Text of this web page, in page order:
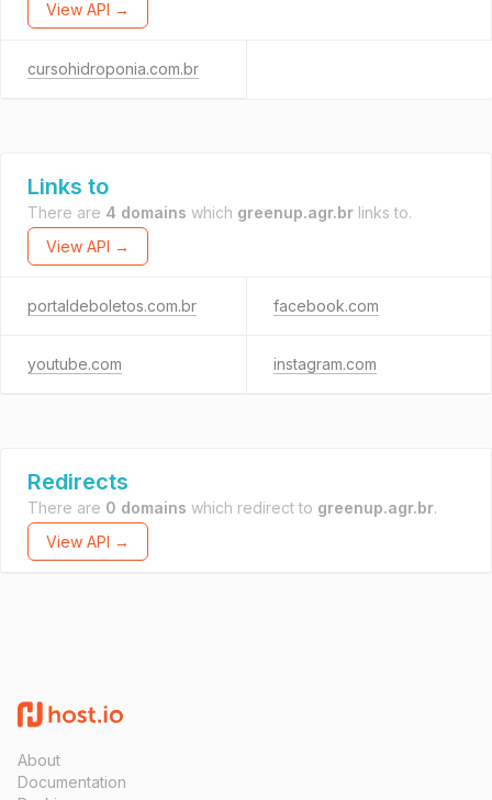
View API →
cursohidroponia.com.br
Links to
There are 4 domains which greenup.agr.br links to.
View API →
portaldeboletos.com.br facebook.com
youtube.com instagram.com
Redirects
There are 0 domains which redirect to greenup.agr.br.
View API →
About
Documentation